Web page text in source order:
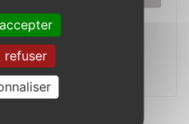
refuser